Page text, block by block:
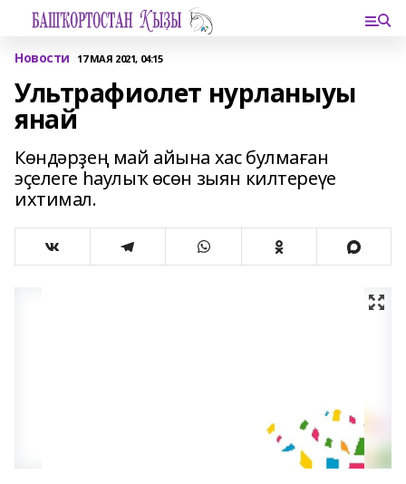
Новости 17 МАЯ 2021, 04:15
Ультрафиолет нурланыуы
янай
Көндәрҙең май айына хас булмаған
эҫелеге һаулыҡ өсөн зыян килтереүе
ихтимал.